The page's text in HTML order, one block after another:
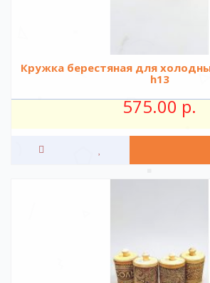
Кружка берестяная для
h13
575.00 р.